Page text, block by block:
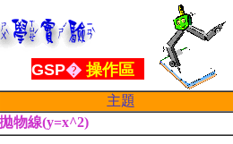
主題
拋物線(y=x^2)
GSP� 操作區